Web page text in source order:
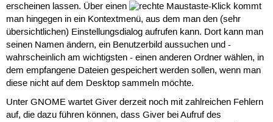
erscheinen lassen. Über einen
-Klick kommt
man hingegen in ein Kontextmenü, aus dem man den (sehr
übersichtlichen) Einstellungsdialog aufrufen kann. Dort kann man
seinen Namen ändern, ein Benutzerbild aussuchen und -
wahrscheinlich am wichtigsten - einen anderen Ordner wählen, in
dem empfangene Dateien gespeichert werden sollen, wenn man
diese nicht auf dem Desktop sammeln möchte.
Unter GNOME wartet Giver derzeit noch mit zahlreichen Fehlern
auf, die dazu führen können, dass Giver bei Aufruf des